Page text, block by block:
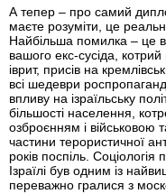
А тепер – про самий
маєте розуміти, це
Найбільша помилка – це
вашого екс-сусіда,
іврит, присів на
всі шедеври
впливу на ізраїльську
більшості населення,
озброєнням і військовою
частини терористичної
років поспіль.
Ізраїлі був одним із
переважно гралися з